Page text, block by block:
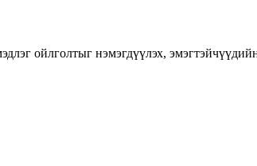
ойлголтыг нэмэгдүүлэх,